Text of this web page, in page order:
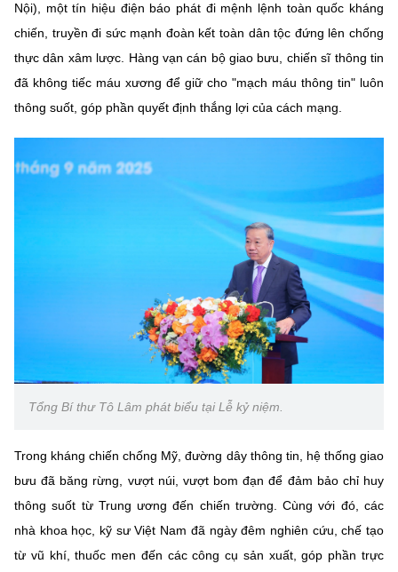
BỘ KHOA HỌC VÀ CÔNG NGHỆ
Điều khoản sử dụng Theo dõi MST: Góp ý
Cơ quan chủ quản: Bộ Khoa học và Công nghệ (MST)
Chịu trách nhiệm nội dung: Nguyễn Thị Hải Hằng
Giám đốc Trung tâm Truyền thông Khoa học và Công nghệ.
Địa chỉ: Ban Biên tập Cổng TTĐT - 18 Nguyễn Du, TP. Hà Nội
©2026 Bản quyền thuộc Bộ Khoa Học và Công Nghệ
(Ghi rõ nguồn "https://mst.gov.vn" khi phát hành lại thông tin từ
Nội), một tín hiệu điện báo phát đi mệnh lệnh toàn quốc kháng
chiến, truyền đi sức mạnh đoàn kết toàn dân tộc đứng lên chống
thực dân xâm lược. Hàng vạn cán bộ giao bưu, chiến sĩ thông tin
đã không tiếc máu xương để giữ cho "mạch máu thông tin" luôn
thông suốt, góp phần quyết định thắng lợi của cách mạng.
Tổng Bí thư Tô Lâm phát biểu tại Lễ kỷ niệm.
Trong kháng chiến chống Mỹ, đường dây thông tin, hệ thống giao
bưu đã băng rừng, vượt núi, vượt bom đạn để đảm bảo chỉ huy
thông suốt từ Trung ương đến chiến trường. Cùng với đó, các
nhà khoa học, kỹ sư Việt Nam đã ngày đêm nghiên cứu, chế tạo
từ vũ khí, thuốc men đến các công cụ sản xuất, góp phần trực